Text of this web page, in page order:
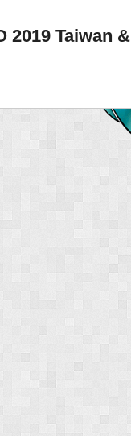
2019 Taiwan &